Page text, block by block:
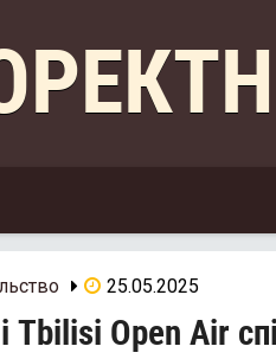
25.05.2025
Tbilisi Open Air